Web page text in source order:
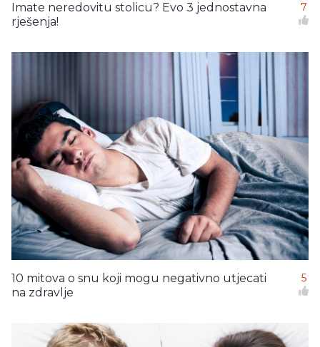
Imate neredovitu stolicu? Evo 3 jednostavna
rješenja!
7
10 mitova o snu koji mogu negativno utjecati
na zdravlje
5